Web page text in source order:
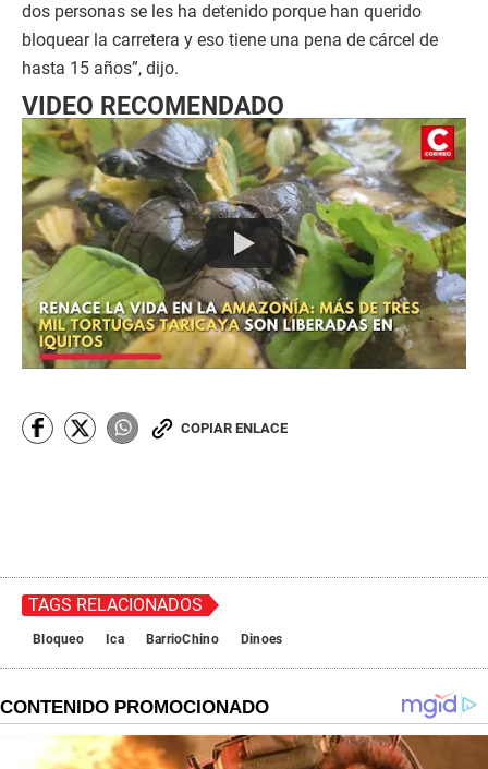
dos personas se les ha detenido porque han querido
bloquear la carretera y eso tiene una pena de cárcel de
hasta 15 años”, dijo.
VIDEO RECOMENDADO
COPIAR ENLACE
TAGS RELACIONADOS
Bloqueo Ica BarrioChino Dinoes